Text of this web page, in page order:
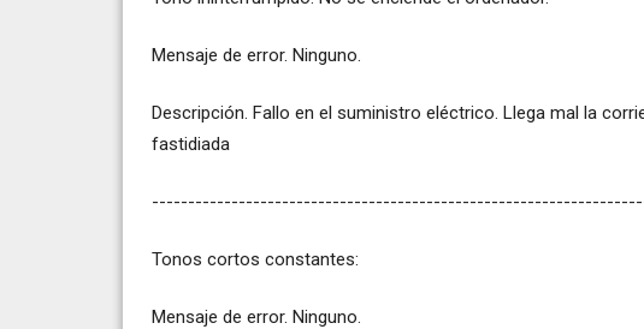
Mensaje de error. Ninguno.
Descripción. Fallo en el suministro eléctrico. Llega mal la
fastidiada
Tonos cortos constantes:
Mensaje de error. Ninguno.